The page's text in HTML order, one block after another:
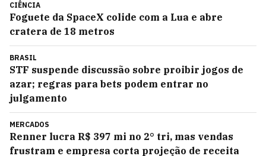
CIÊNCIA
Foguete da SpaceX colide com a Lua e abre
cratera de 18 metros
BRASIL
STF suspende discussão sobre proibir jogos de
azar; regras para bets podem entrar no
julgamento
MERCADOS
Renner lucra R$ 397 mi no 2° tri, mas vendas
frustram e empresa corta projeção de receita